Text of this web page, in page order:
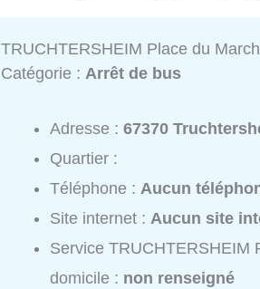
TRUCHTERSHEIM Place du
Catégorie : Arrêt de bus
Adresse :67370
Quartier :
Téléphone :Aucun
Site internet :Aucun site
Service TRUCHTERSHEIM
domicile : non renseigné